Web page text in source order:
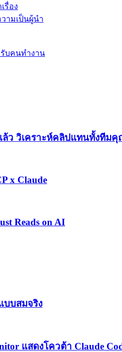
รื่อง
ามเป็นผู้นำ
บคนทำงาน
ล้ว วิเคราะห์คลิปแทนทั้งทีม
x Claude
Reads on AI
บบสมจริง
แสดงโควต้า Claude